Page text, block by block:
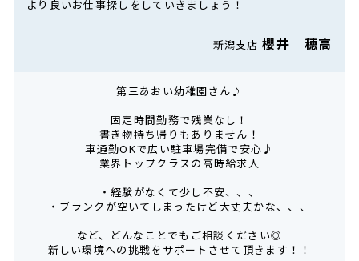
より良いお仕事探しをしていきましょう！
新潟支店櫻井 穂高
第三あおい幼稚園さん♪
固定時間勤務で残業なし！
書き物持ち帰りもありません！
車通勤OKで広い駐車場完備で安心♪
業界トップクラスの高時給求人
・経験がなくて少し不安、、、
・ブランクが空いてしまったけど大丈夫かな、、、
など、どんなことでもご相談ください◎
新しい環境への挑戦をサポートさせて頂きます！！